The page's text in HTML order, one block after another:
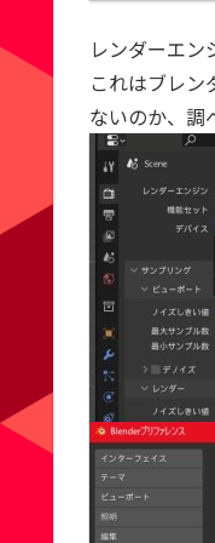
レンダーエン
これはブレン
ないのか、調